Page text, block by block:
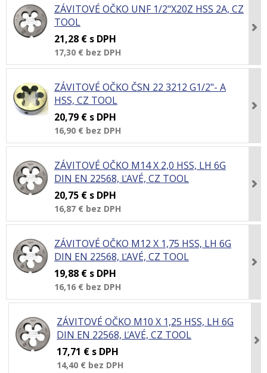
ZÁVITOVÉ OČKO UNF 1/2"X20Z HSS 2A, CZ
TOOL
21,28 € s DPH
17,30 € bez DPH
ZÁVITOVÉ OČKO ČSN 22 3212 G1/2"- A
HSS, CZ TOOL
20,79 € s DPH
16,90 € bez DPH
ZÁVITOVÉ OČKO M14 X 2,0 HSS, LH 6G
DIN EN 22568, ĽAVÉ, CZ TOOL
20,75 € s DPH
16,87 € bez DPH
ZÁVITOVÉ OČKO M12 X 1,75 HSS, LH 6G
DIN EN 22568, ĽAVÉ, CZ TOOL
19,88 € s DPH
16,16 € bez DPH
ZÁVITOVÉ OČKO M10 X 1,25 HSS, LH 6G
DIN EN 22568, ĽAVÉ, CZ TOOL
17,71 € s DPH
14,40 € bez DPH